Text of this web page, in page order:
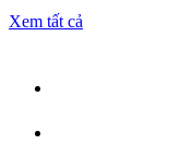
Xem tất cả